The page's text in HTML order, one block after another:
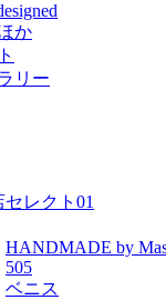
か
リー
レクト01
HANDMADE by
505
ベニス